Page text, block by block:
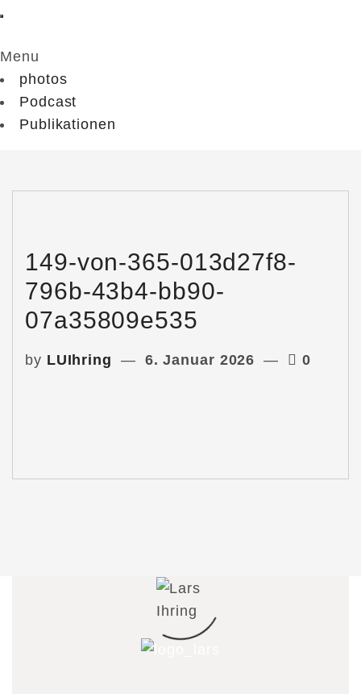
Menu
photos
Podcast
Publikationen
149-von-365-013d27f8-
796b-43b4-bb90-
07a35809e535
by LUIhring 6. Januar 2026 0